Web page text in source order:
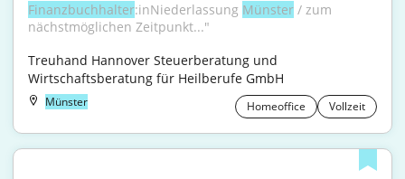
Finanzbuchhalter:inNiederlassung Münster / zum
nächstmöglichen Zeitpunkt..."
Treuhand Hannover Steuerberatung und
Wirtschaftsberatung für Heilberufe GmbH
Münster Homeoffice Vollzeit